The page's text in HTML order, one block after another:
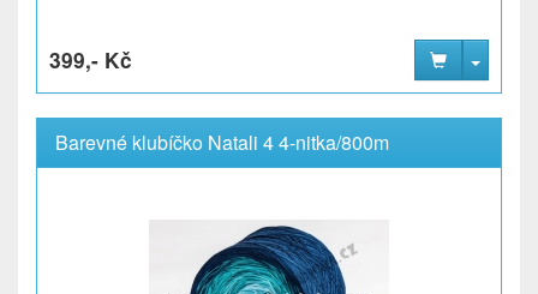
399,- Kč
Barevné klubíčko Natali 4 4-nitka/800m